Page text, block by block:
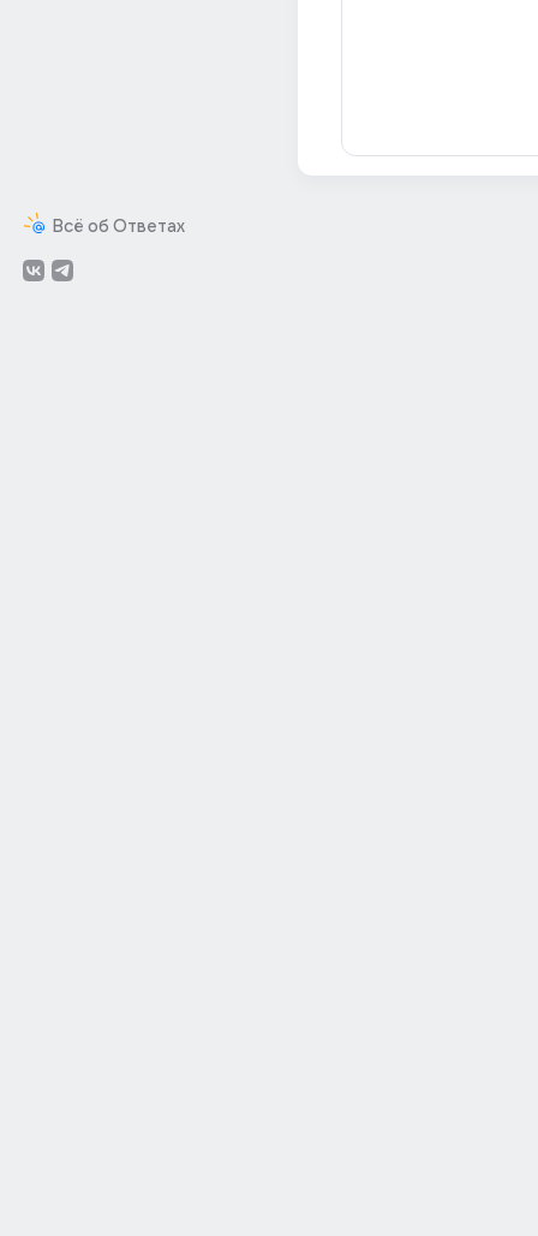
Всё об Ответах